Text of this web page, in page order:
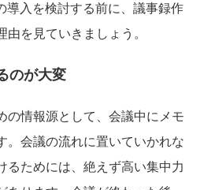
導入を検討する前に、議事録作
由を見ていきましょう。
のが大変
の情報源として、会議中にメモ
。会議の流れに置いていかれな
るためには、絶えず高い集中力